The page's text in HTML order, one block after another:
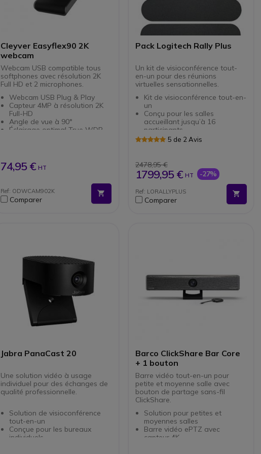
Cleyver Easyflex90 2K
webcam
Webcam USB compatible tous
softphones avec résolution 2K
Full HD et 2 microphones.
Webcam USB Plug & Play
Capteur 4MP à résolution 2K
Full-HD
Angle de vue à 90°
Éclairage optimal True WDR
équipé
Compatible tous softphones
jours : rappelez moi
74,95 € HT
Ref: ODWCAM902K
Comparer
Pack Logitech Rally Plus
Un kit de visioconférence tout-
en-un pour des réunions
virtuelles sensationnelles.
Kit de visioconférence tout-en-
un
Conçu pour les salles
accueillant jusqu’à 16
participants
Caméra PTZ à résolution 4K
automatiques
Haut-parleur haute
performance de 76mm
Suppression des vibrations de
la caméra et du micro
Module de micro avec 4
Zoom et google Hangouts
Compatible avec Cisco,
GoToMeeting,…
5 de 2 Avis
2478,95 €
1799,95 € HT -27%
Ref: LORALLYPLUS
Comparer
Jabra PanaCast 20
Une solution vidéo à usage
individuel pour des échanges de
qualité professionnelle.
Solution de visioconférence
tout-en-un
Conçue pour les bureaux
individuels
Barco ClickShare Bar Core
+ 1 bouton
Barre vidéo tout-en-un pour
petite et moyenne salle avec
bouton de partage sans-fil
ClickShare.
Solution pour petites et
moyennes salles
Barre vidéo ePTZ avec
capteur 4K